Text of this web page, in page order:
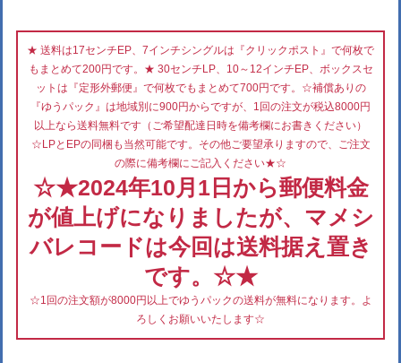
★ 送料は17センチEP、7インチシングルは『クリックポスト』で何枚で
もまとめて200円です。★ 30センチLP、10～12インチEP、ボックスセ
ットは『定形外郵便』で何枚でもまとめて700円です。☆補償ありの
『ゆうパック』は地域別に900円からですが、1回の注文が税込8000円
以上なら送料無料です（ご希望配達日時を備考欄にお書きください）
☆LPとEPの同梱も当然可能です。その他ご要望承りますので、ご注文
の際に備考欄にご記入ください★☆
☆★2024年10月1日から郵便料金
が値上げになりましたが、マメシ
バレコードは今回は送料据え置き
です。☆★
☆1回の注文額が8000円以上でゆうパックの送料が無料になります。よ
ろしくお願いいたします☆